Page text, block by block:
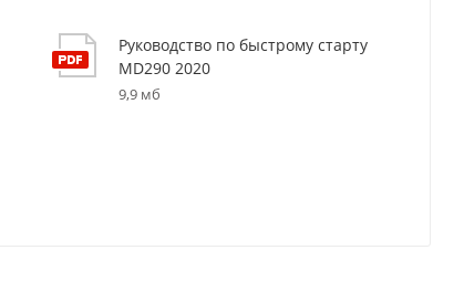
Руководство по быстрому старту
MD290 2020
9,9 мб